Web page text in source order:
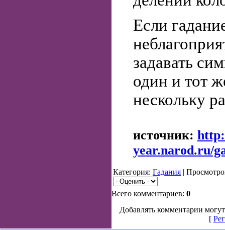
Если
задавать
один и тот
нескольку
источник:
year.narod.ru/
Категория: Гадания |
Всего комментариев: 0
Добавлять комментарии
[